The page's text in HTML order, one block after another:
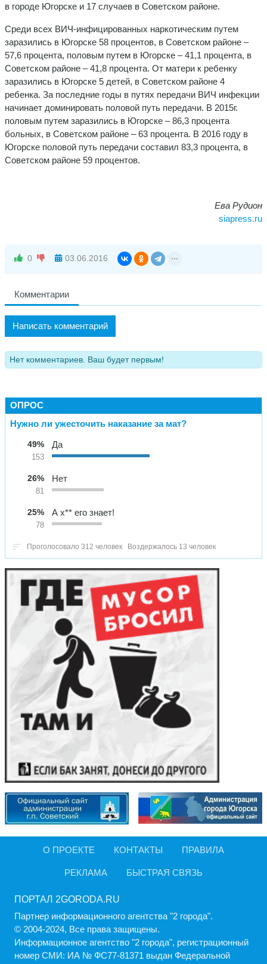
в городе Югорске и 17 случаев в Советском районе.
Среди всех ВИЧ-инфицированных наркотическим путем
заразились в Югорске 58 процентов, в Советском районе –
57,6 процента, половым путем в Югорске – 41,1 процента, в
Советском районе – 41,8 процента. От матери к ребенку
заразились в Югорске 5 детей, в Советском районе 4
ребенка. За последние годы в путях передачи ВИЧ инфекции
начинает доминировать половой путь передачи. В 2015г.
половым путем заразились в Югорске – 86,3 процента
больных, в Советском районе – 63 процента. В 2016 году в
Югорске половой путь передачи составил 83,3 процента, в
Советском районе 59 процентов.
Ева Рудион
siapress.ru
0 03.06.2016
Комментарии
Написать комментарий
Нет комментариев. Ваш будет первым!
ОПРОС
Нужно ли ужесточить наказание за мат?
49%
153
Да
26%
81
Нет
25%
78
А х** его знает!
Проголосовало 312 человек Воздержалось 13 человек
О ПРОЕКТЕ КОНТАКТЫ ПРАВИЛА
РЕКЛАМА БЫСТРАЯ СВЯЗЬ
ПОРТАЛ 2GORODA.RU
Партнер информационного агентства "2 города".
© 2004-2024, Все права защищены.
Информационное агентство "2 города", регистрационный
номер СМИ: ИА № ФС77-81371 выдан Федеральной